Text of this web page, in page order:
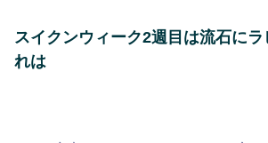
スイクンウィーク2週目は流石にラ
れは